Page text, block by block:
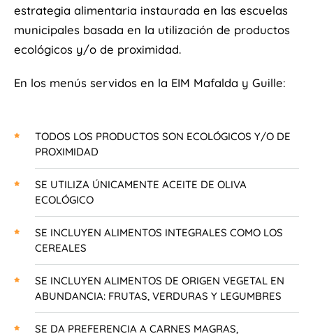
estrategia alimentaria instaurada en las escuelas
municipales basada en la utilización de productos
ecológicos y/o de proximidad.
En los menús servidos en la EIM Mafalda y Guille:
TODOS LOS PRODUCTOS SON ECOLÓGICOS Y/O DE
PROXIMIDAD
SE UTILIZA ÚNICAMENTE ACEITE DE OLIVA
ECOLÓGICO
SE INCLUYEN ALIMENTOS INTEGRALES COMO LOS
CEREALES
SE INCLUYEN ALIMENTOS DE ORIGEN VEGETAL EN
ABUNDANCIA: FRUTAS, VERDURAS Y LEGUMBRES
SE DA PREFERENCIA A CARNES MAGRAS,